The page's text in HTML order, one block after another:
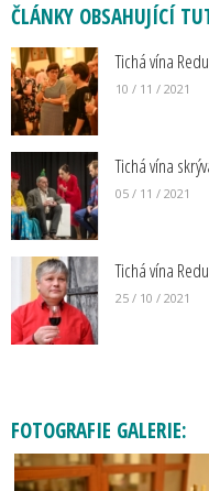
ČLÁNKY OBSAHUJÍCÍ
Tichá vína
10 / 11 / 2021
Tichá vína
05 / 11 / 2021
Tichá vína
25 / 10 / 2021
FOTOGRAFIE GALERIE: